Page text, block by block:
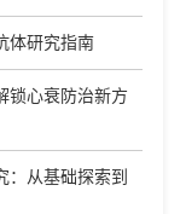
体研究指南
心衰防治新方
：从基础探索到